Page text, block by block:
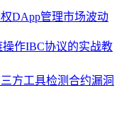
DApp管理市场波动
操作IBC协议的实战教
方工具检测合约漏洞